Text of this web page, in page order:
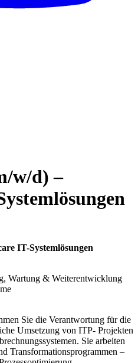
w/d) –
IT-Systemlösungen
Wartung & Weiterentwicklung
Sie die Verantwortung für die
Umsetzung von ITP- Projekten
Sie arbeiten
Transformationsprogrammen –